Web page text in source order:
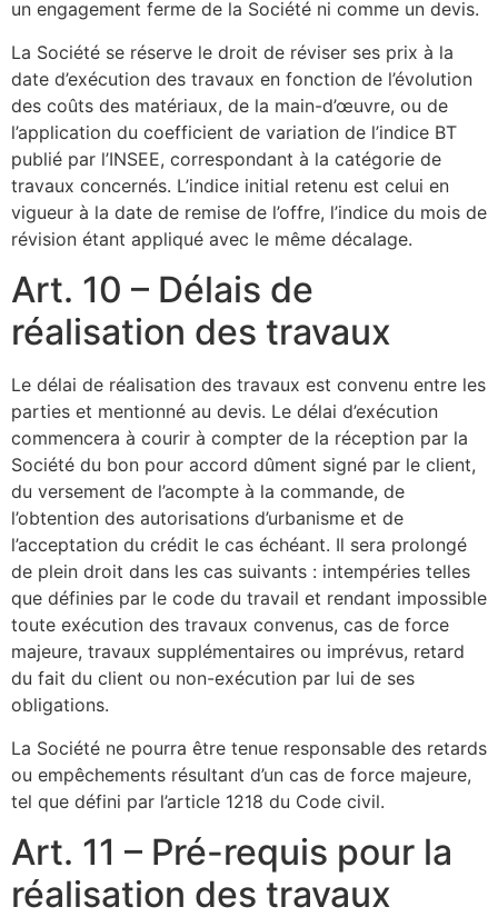
un engagement ferme de la Société ni comme un devis.
La Société se réserve le droit de réviser ses prix à la
date d’exécution des travaux en fonction de l’évolution
des coûts des matériaux, de la main-d’œuvre, ou de
l’application du coefficient de variation de l’indice BT
publié par l’INSEE, correspondant à la catégorie de
travaux concernés. L’indice initial retenu est celui en
vigueur à la date de remise de l’offre, l’indice du mois de
révision étant appliqué avec le même décalage.
Art. 10 – Délais de
réalisation des travaux
Le délai de réalisation des travaux est convenu entre les
parties et mentionné au devis. Le délai d’exécution
commencera à courir à compter de la réception par la
Société du bon pour accord dûment signé par le client,
du versement de l’acompte à la commande, de
l’obtention des autorisations d’urbanisme et de
l’acceptation du crédit le cas échéant. Il sera prolongé
de plein droit dans les cas suivants : intempéries telles
que définies par le code du travail et rendant impossible
toute exécution des travaux convenus, cas de force
majeure, travaux supplémentaires ou imprévus, retard
du fait du client ou non-exécution par lui de ses
obligations.
La Société ne pourra être tenue responsable des retards
ou empêchements résultant d’un cas de force majeure,
tel que défini par l’article 1218 du Code civil.
Art. 11 – Pré-requis pour la
réalisation des travaux